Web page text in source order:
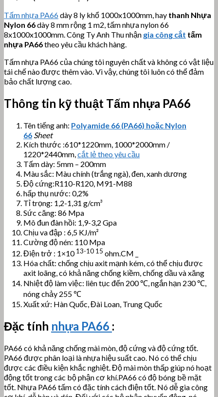
Tấm nhựa PA66dày 8 ly khổ 1000x1000mm, hay thanh Nhựa
Nylon 66dày 8 mm rộng 1 m2, tấm nhựa nylon 66
8x1000x1000mm. Công Ty Anh Thu nhận gia công cắt tấm
nhựa PA66theo yêu cầu khách hàng.
Tấm nhựa PA66 của chúng tôi nguyên chất và không có vật liệu
tái chế nào được thêm vào. Vì vậy, chúng tôi luôn có thể đảm
bảo chất lượng cao.
Thông tin kỹ thuật Tấm nhựa PA66
Tên tiếng anh: Polyamide 66 (PA66) hoặc Nylon
66 Sheet
Kích thước :610*1220mm, 1000*2000mm /
1220*2440mm, cắt lẻ theo yêu cầu
Tấm dày: 5mm – 200mm
Màu sắc: Màu chính (trắng ngà), đen, xanh dương
Độ cứng:R110-R120, M91-M88
hấp thụ nước: 0,2%
Tỉ trọng: 1,2-1,31 g/cm³
Sức căng: 86 Mpa
Mô đun đàn hồi: 1,9-3,2 Gpa
Chịu va đập : 6,5 KJ/m²
Cường độ nén: 110 Mpa
Điện trở : 1×1013-10 15 ohm.CM _
Hóa chất: chống chịu axit mạnh kém, có thể chịu được
axit loãng, có khả năng chống kiềm, chống dầu và xăng
Nhiệt độ làm việc: liên tục đến 200 ℃, ngắn hạn 230 ℃,
nóng chảy 255 ℃
Xuất xứ: Hàn Quốc, Đài Loan, Trung Quốc
Đặc tính nhựa PA66 :
PA66 có khả năng chống mài mòn, độ cứng và độ cứng tốt.
PA66 được phân loại là nhựa hiệu suất cao. Nó có thể chịu
được các điều kiện khắc nghiệt. Độ mài mòn thấp giúp nó hoạt
động tốt trong các bộ phận cơ khí.PA66 có độ bóng bề mặt
tốt. Nhựa PA66 tấm có đặc tính cách điện tốt. Nó dễ gia công